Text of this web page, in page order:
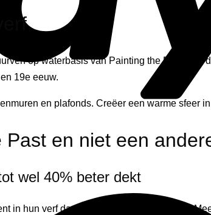
op waterbasis van Painting the Past.
19e eeuw.
en plafonds. Creëer een warme sfeer
en niet een
wel 40% beter dekt
in hun verf dan normale synthetische verf.